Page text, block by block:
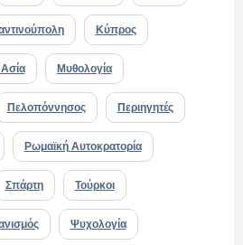
Κύπρος
Μυθολογία
Πελοπόννησος Περιηγητές
Ρωμαϊκή Αυτοκρατορία
Σπάρτη Τούρκοι
Ψυχολογία